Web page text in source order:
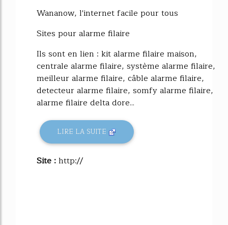
Wananow, l'internet facile pour tous
Sites pour alarme filaire
Ils sont en lien : kit alarme filaire maison,
centrale alarme filaire, système alarme filaire,
meilleur alarme filaire, câble alarme filaire,
detecteur alarme filaire, somfy alarme filaire,
alarme filaire delta dore...
LIRE LA SUITE
Site :http://